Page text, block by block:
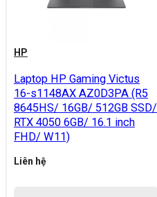
HP
Laptop HP Gaming Victus
16-s1148AX AZ0D3PA (R5
8645HS/ 16GB/ 512GB SSD/
RTX 4050 6GB/ 16.1 inch
FHD/ W11)
Liên hệ